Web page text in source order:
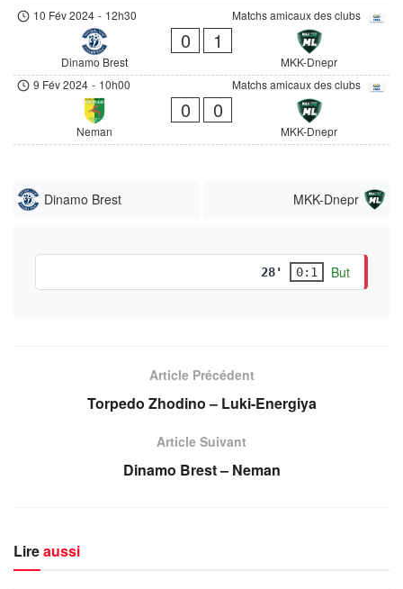
Matchs amicaux des clubs
10 Fév 2024 - 12h30
Dinamo Brest
0 1
MKK-Dnepr
Matchs amicaux des clubs
9 Fév 2024 - 10h00
Neman
0 0
MKK-Dnepr
Dinamo Brest MKK-Dnepr
28' 0:1 But
Article Précédent
Torpedo Zhodino – Luki-Energiya
Article Suivant
Dinamo Brest – Neman
Lireaussi